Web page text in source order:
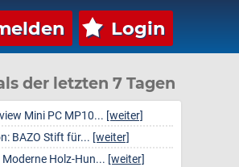
Login
der letzten 7 Tagen
Mini PC MP10... [weiter]
BAZO Stift für... [weiter]
Holz-Hun... [weiter]